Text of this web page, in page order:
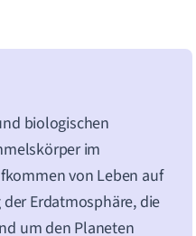
biologischen
im
von Leben auf
Erdatmosphäre, die
um den Planeten